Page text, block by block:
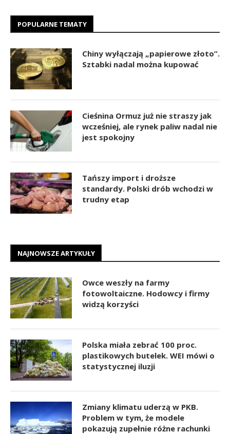
POPULARNE TEMATY
Chiny wyłączają „papierowe złoto”.
Sztabki nadal można kupować
Cieśnina Ormuz już nie straszy jak
wcześniej, ale rynek paliw nadal nie
jest spokojny
Tańszy import i droższe
standardy. Polski drób wchodzi w
trudny etap
NAJNOWSZE ARTYKUŁY
Owce weszły na farmy
fotowoltaiczne. Hodowcy i firmy
widzą korzyści
Polska miała zebrać 100 proc.
plastikowych butelek. WEI mówi o
statystycznej iluzji
Zmiany klimatu uderzą w PKB.
Problem w tym, że modele
pokazują zupełnie różne rachunki